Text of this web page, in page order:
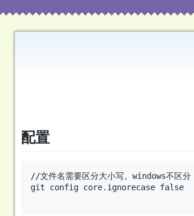
配置
//文件名需要区分大小写。windows不区分
git config core.ignorecase false